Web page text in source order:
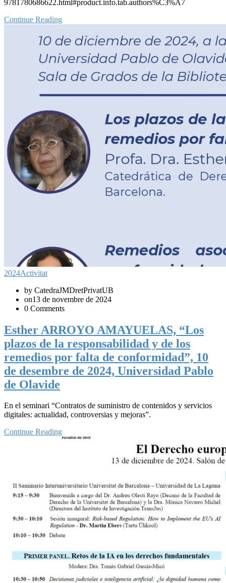
9781780686622.html#product.info.tab.authors%C3%A7
Continue Reading
2024Activitat
by CatedraJMDretPrivatUB
on13 de novembre de 2024
0 Comments
Esther ARROYO AMAYUELAS, “Los
plazos de la responsabilidad y de los
remedios por falta de conformidad”, 10
de desembre de 2024, Universidad Pablo
de Olavide
En el seminari “Contratos de suministro de contenidos y servicios
digitales: actualidad, controversias y mejoras”.
Continue Reading